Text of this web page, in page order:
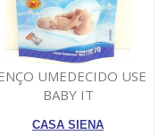
UMEDECIDO USE
BABY IT
CASA SIENA